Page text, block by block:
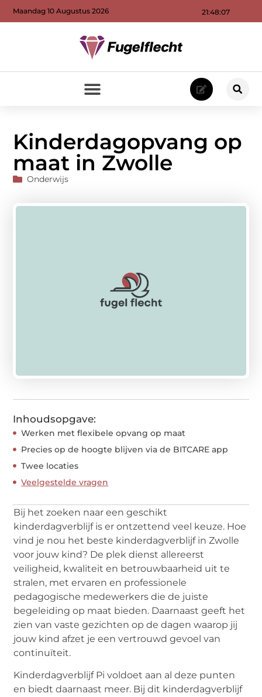
21:48:08
Maandag 10 Augustus 2026
Kinderdagopvang op
maat in Zwolle
Onderwijs
Inhoudsopgave:
Werken met flexibele opvang op maat
Precies op de hoogte blijven via de BITCARE app
Twee locaties
Veelgestelde vragen
Bij het zoeken naar een geschikt
kinderdagverblijf is er ontzettend veel keuze. Hoe
vind je nou het beste kinderdagverblijf in Zwolle
voor jouw kind? De plek dienst allereerst
veiligheid, kwaliteit en betrouwbaarheid uit te
stralen, met ervaren en professionele
pedagogische medewerkers die de juiste
begeleiding op maat bieden. Daarnaast geeft het
zien van vaste gezichten op de dagen waarop jij
jouw kind afzet je een vertrouwd gevoel van
continuïteit.
Kinderdagverblijf Pi voldoet aan al deze punten
en biedt daarnaast meer. Bij dit kinderdagverblijf